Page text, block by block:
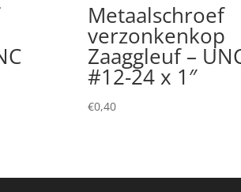
Metaalschroef
verzonkenkop
Zaaggleuf –
#12-24 x 1″
€0,40